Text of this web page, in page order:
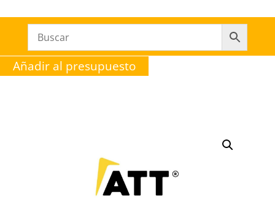
Añadir al presupuesto